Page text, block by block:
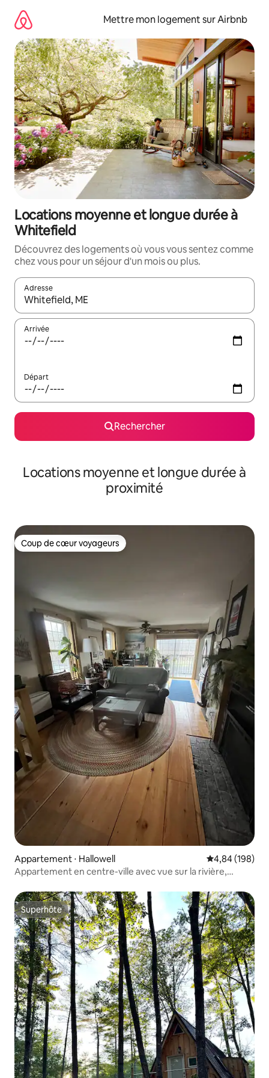
directement
contenu
Mettre mon logement sur Airbnb
Locations moyenne et longue durée à
Whitefield
Découvrez des logements où vous vous sentez comme
chez vous pour un séjour d'un mois ou plus.
Adresse
Lorsque les résultats s'affichent, utilisez les flèches vers le
Arrivée
Départ
Rechercher
Locations moyenne et longue durée à
proximité
Coup de cœur voyageurs
Coup de cœur voyageurs
Appartement ⋅ Hallowell Évaluation
4,84 (198)
Appartement en centre-ville avec vue sur la rivière,
Superhôte
Superhôte